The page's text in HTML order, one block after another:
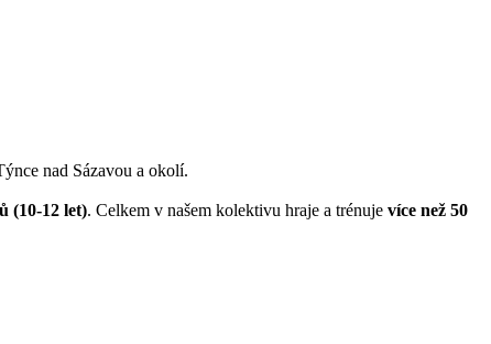
nad Sázavou a okolí.
(10-12 let). Celkem v našem kolektivu hraje a trénuje více než 50